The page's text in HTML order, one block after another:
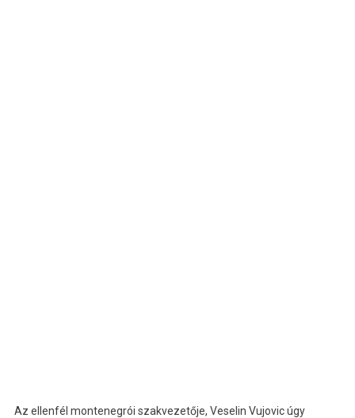
Az ellenfél montenegrói szakvezetője, Veselin Vujovic úgy